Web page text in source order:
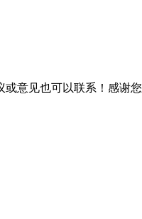
或意见也可以联系！感谢您